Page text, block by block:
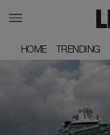
HOME
HOME TRENDING
TRENDING